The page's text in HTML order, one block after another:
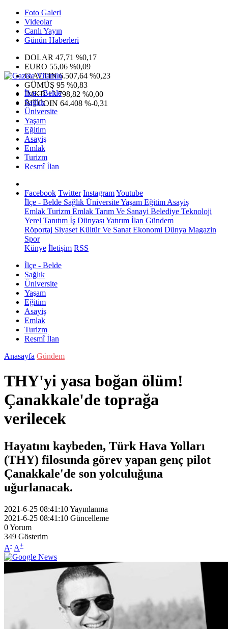
Foto Galeri
Videolar
Canlı Yayın
Günün Haberleri
DOLAR 47,71 %0,17
EURO 55,06 %0,09
G.ALTIN6.507,64 %0,23
GÜMÜŞ 95 %0,83
IMKB13.798,82 %0,00
BITCOIN 64.408 %-0,31
İlçe - Belde
Sağlık
Üniversite
Yaşam
Eğitim
Asayiş
Emlak
Turizm
Resmî İlan
Facebook Twitter InstagramYoutube
İlçe - Belde Sağlık ÜniversiteYaşam Eğitim Asayiş
Emlak Turizm Emlak Tarım Ve Sanayi Belediye Teknoloji
Yerel Tanıtım İş Dünyası Yatırım İlan Gündem
Röportaj Siyaset Kültür Ve Sanat Ekonomi Dünya Magazin
Spor
Künye İletişim RSS
İlçe - Belde
Sağlık
Üniversite
Yaşam
Eğitim
Asayiş
Emlak
Turizm
Resmî İlan
Anasayfa Gündem
THY'yi yasa boğan ölüm!
Çanakkale'de toprağa
verilecek
Hayatını kaybeden, Türk Hava Yolları
(THY) filosunda görev yapan genç pilot
Çanakkale'de son yolculuğuna
uğurlanacak.
2021-6-25 08:41:10Yayınlanma
2021-6-25 08:41:10 Güncelleme
0Yorum
349 Gösterim
A- A+